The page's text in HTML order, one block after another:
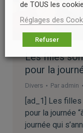
Les filles
pour la
Divers Par admin
[ad_1] Les
pour la journée
journée qui
de TOUS les
Réglages des
Refuser